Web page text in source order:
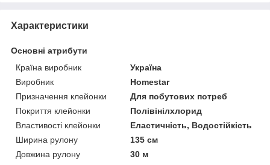
Характеристики
Основні атрибути
Країна виробник
Україна
Виробник
Homestar
Призначення клейонки
Для побутових потреб
Покриття клейонки
Полівінілхлорид
Властивості клейонки
Еластичність, Водостійкість
Ширина рулону
135 см
Довжина рулону
30 м